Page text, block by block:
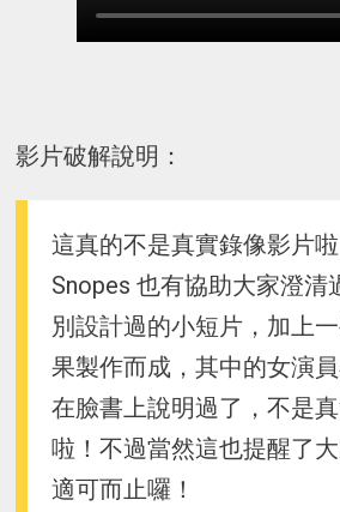
影片破解說明：
這真的不是真實錄像影片
Snopes 也有協助大家澄清
別設計過的小短片，加上
果製作而成，其中的女演
在臉書上說明過了，不是
啦！不過當然這也提醒了
適可而止囉！